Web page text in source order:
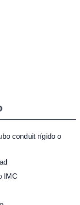
conduit rígido o
IMC